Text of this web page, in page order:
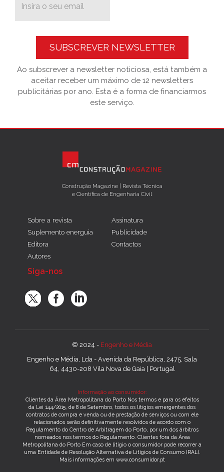
SUBSCREVER NEWSLETTER
Ao subscrever a newsletter noticiosa, está também a
aceitar receber um máximo de 12 newsletters
publicitárias por ano. Esta é a forma de financiarmos
este serviço.
Construção Magazine | Revista Técnica
e Científica de Engenharia Civil
Sobre a revista
Suplemento energuia
Editora
Autores
Assinatura
Publicidade
Contactos
Siga-nos
© 2024 - Engenho e Média
Engenho e Média, Lda - Avenida da República, 2475, Sala
64, 4430-208 Vila Nova de Gaia | Portugal
Informação ao consumidor:
Clientes da Área Metropolitana do Porto Nos termos e para os efeitos
da Lei 144/2015, de 8 de Setembro, todos os litígios emergentes dos
contratos de compra e venda ou de prestação de serviços ou com ele
relacionados serão definitivamente resolvidos de acordo com o
Regulamento do Centro de Arbitragem do Porto, por um dos árbitros
nomeados nos termos do Regulamento. Clientes fora da Área
Metropolitana do Porto Em caso de litígio o consumidor pode recorrer a
uma Entidade de Resolução Alternativa de Litígios de Consumo (RAL).
Mais informações em www.consumidor.pt